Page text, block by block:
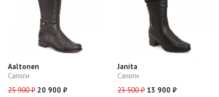
Aaltonen
Сапоги
25 900 ₽ 20 900 ₽
Janita
Сапоги
23 500 ₽ 13 900 ₽